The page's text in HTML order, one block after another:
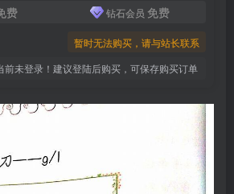
费 钻石会员 免费
暂时无法购买，请与站长联系
前未登录！建议登陆后购买，可保存购买订单